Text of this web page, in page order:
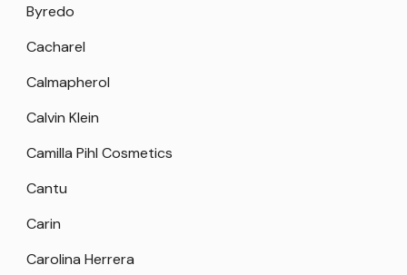
Byredo
Cacharel
Calmapherol
Calvin Klein
Camilla Pihl Cosmetics
Cantu
Carin
Carolina Herrera